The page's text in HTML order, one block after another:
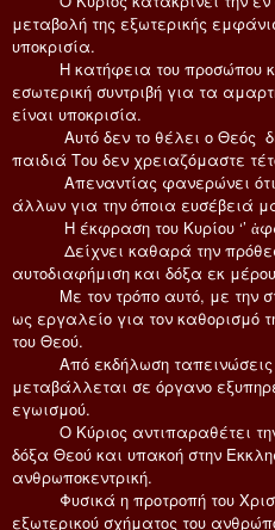
μεταβολή της εξωτερικής
υποκρισία.
Η κατήφεια του προσώπου
εσωτερική συντριβή για τα
είναι υποκρισία.
Αυτό δεν το θέλει ο Θεός
παιδιά Του δεν χρειαζόμαστε
Απεναντίας φανερώνει ότι
άλλων για την όποια ευσέβειά
Η έκφραση του Κυρίου ‘’
Δείχνει καθαρά την
αυτοδιαφήμιση και δόξα εκ
Με τον τρόπο αυτό, με την
ως εργαλείο για τον καθορισμό
του Θεού.
Από εκδήλωση ταπεινώσεις
μεταβάλλεται σε όργανο
εγωισμού.
Ο Κύριος αντιπαραθέτει την
δόξα Θεού και υπακοή στην
ανθρωποκεντρική.
Φυσικά η προτροπή του
εξωτερικού σχήματος του